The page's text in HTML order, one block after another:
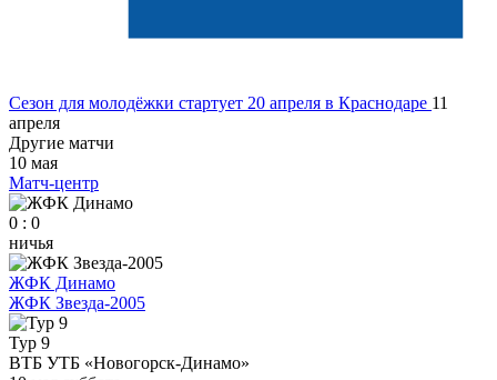
Сезон для молодёжки стартует 20 апреля в Краснодаре 11
апреля
Другие матчи
10 мая
Матч-центр
0 : 0
ничья
ЖФК Динамо
ЖФК Звезда-2005
Тур 9
ВТБ УТБ «Новогорск-Динамо»